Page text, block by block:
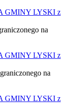
GMINY LYSKI z
na
GMINY LYSKI z
na
GMINY LYSKI z